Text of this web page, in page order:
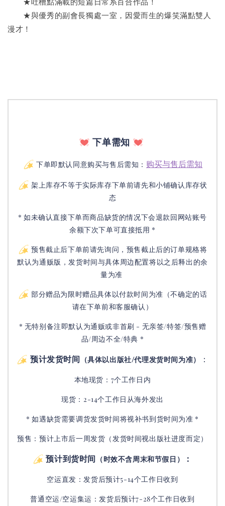
★與優秀的副會長獨處一室，因愛而生的爆笑滿點雙人
漫才！
下单需知
下单即默认同意购买与售后需知： 购买与售后需知
架上库存不等于实际库存下单前请先和小铺确认库存状
态
* 如未确认直接下单而商品缺货的情况下会退款回网站账号
余额下次下单可直接抵用 *
预售截止后下单前请先询问，预售截止后的订单规格将
默认为通贩版，发货时间与具体周边配置将以之后释出的余
量为准
部分赠品为限时赠品具体以付款时间为准（不确定的话
请在下单前和客服确认）
* 无特别备注即默认为通贩或非首刷 - 无亲签/特签/预售赠
品/周边不全/特典 *
预计发货时间 （具体以出版社/代理发货时间为准） ：
本地现货：7个工作日内
现货：2-14个工作日从海外发出
* 如遇缺货需要调货发货时间将视补书到货时间为准 *
预售：预计上市后一周发货（发货时间视出版社进度而定）
预计到货时间 （时效不含周末和节假日） ：
空运直发：发货后预计5-14个工作日收到
普通空运/空运集运：发货后预计7-28个工作日收到